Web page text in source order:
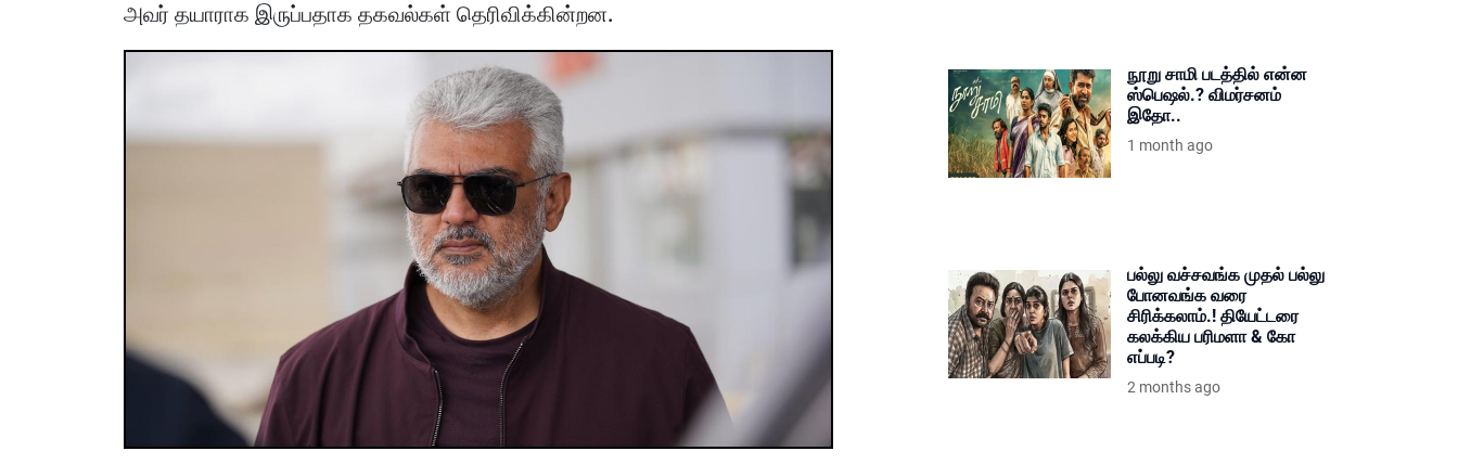
அவர் தயாராக இருப்பதாக தகவல்கள் தெரிவிக்கின்றன.
நூறு சாமி படத்தில் என்ன
ஸ்பெஷல்.? விமர்சனம்
இதோ..
1 month ago
பல்லு வச்சவங்க முதல் பல்லு
போனவங்க வரை
சிரிக்கலாம்.! தியேட்டரை
கலக்கிய பரிமளா & கோ
எப்படி?
2 months ago